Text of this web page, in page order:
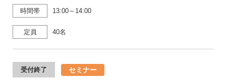
時間帯 13:00～14:00
定員 40名
受付終了 セミナー